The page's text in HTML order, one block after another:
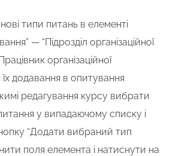
типи питань в елементі
— “Підрозділ організаційної
організаційної
додавання в опитування
редагування курсу вибрати
у випадаючому списку і
“Додати вибраний тип
поля елемента і натиснути на